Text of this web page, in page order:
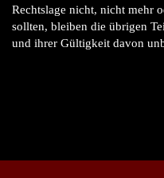
Rechtslage nicht, nicht mehr
sollten, bleiben die übrigen
und ihrer Gültigkeit davon